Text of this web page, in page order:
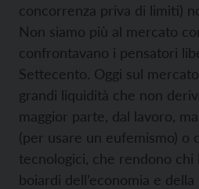
concorrenza priva di limiti)
Non siamo più al mercato
confrontavano i pensatori
Settecento. Oggi sul
grandi liquidità che non
maggior parte, dal lavoro,
(per usare un eufemismo) o
tecnologici, che rendono
boiardi dell’economia e